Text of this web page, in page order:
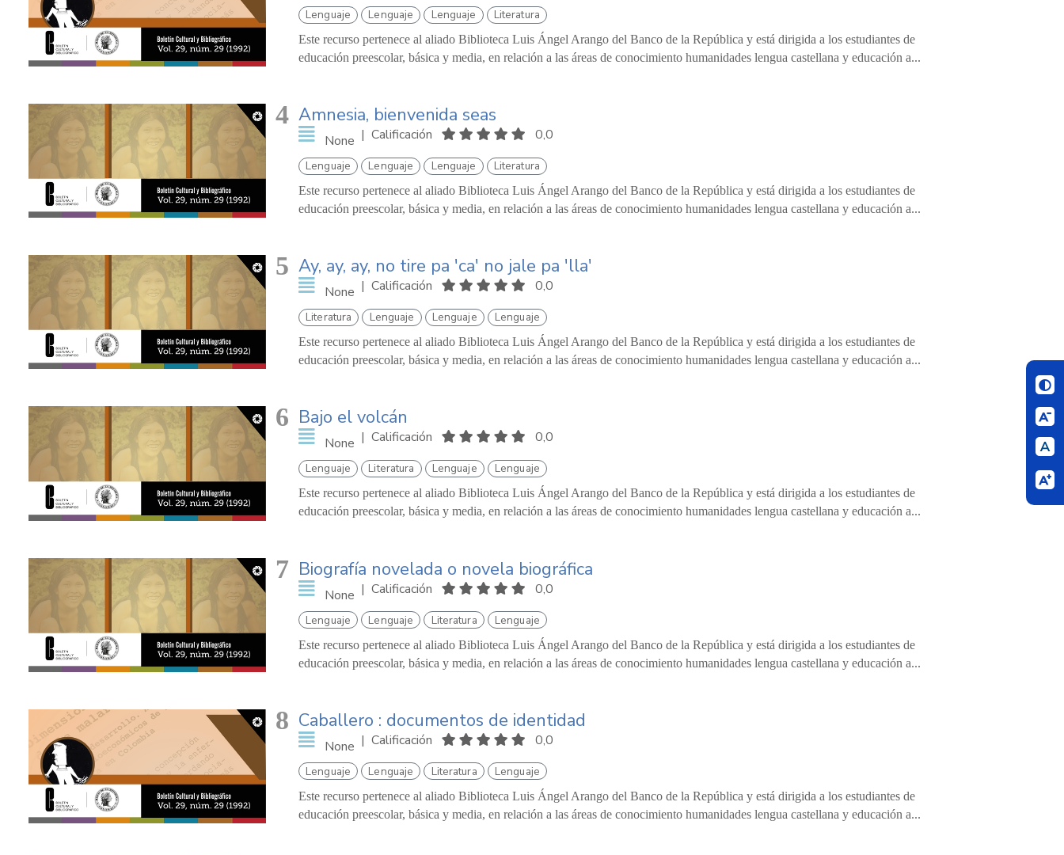
Lenguaje Lenguaje Lenguaje Literatura
Este recurso pertenece al aliado Biblioteca Luis Ángel Arango del Banco de la República y está dirigida a los estudiantes de
educación preescolar, básica y media, en relación a las áreas de conocimiento humanidades lengua castellana y educación a...
4 Amnesia, bienvenida seas
None | Calificación 0,0
Lenguaje Lenguaje Lenguaje Literatura
Este recurso pertenece al aliado Biblioteca Luis Ángel Arango del Banco de la República y está dirigida a los estudiantes de
educación preescolar, básica y media, en relación a las áreas de conocimiento humanidades lengua castellana y educación a...
5 Ay, ay, ay, no tire pa 'ca' no jale pa 'lla'
None | Calificación 0,0
Literatura Lenguaje Lenguaje Lenguaje
Este recurso pertenece al aliado Biblioteca Luis Ángel Arango del Banco de la República y está dirigida a los estudiantes de
educación preescolar, básica y media, en relación a las áreas de conocimiento humanidades lengua castellana y educación a...
6 Bajo el volcán
None | Calificación 0,0
Lenguaje Literatura Lenguaje Lenguaje
Este recurso pertenece al aliado Biblioteca Luis Ángel Arango del Banco de la República y está dirigida a los estudiantes de
educación preescolar, básica y media, en relación a las áreas de conocimiento humanidades lengua castellana y educación a...
7 Biografía novelada o novela biográfica
None | Calificación 0,0
Lenguaje Lenguaje Literatura Lenguaje
Este recurso pertenece al aliado Biblioteca Luis Ángel Arango del Banco de la República y está dirigida a los estudiantes de
educación preescolar, básica y media, en relación a las áreas de conocimiento humanidades lengua castellana y educación a...
8 Caballero : documentos de identidad
None | Calificación 0,0
Lenguaje Lenguaje Literatura Lenguaje
Este recurso pertenece al aliado Biblioteca Luis Ángel Arango del Banco de la República y está dirigida a los estudiantes de
educación preescolar, básica y media, en relación a las áreas de conocimiento humanidades lengua castellana y educación a...